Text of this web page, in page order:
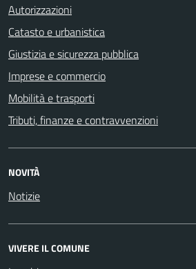
Autorizzazioni
Catasto e urbanistica
Giustizia e sicurezza pubblica
Imprese e commercio
Mobilità e trasporti
Tributi, finanze e contravvenzioni
NOVITÀ
Notizie
VIVERE IL COMUNE